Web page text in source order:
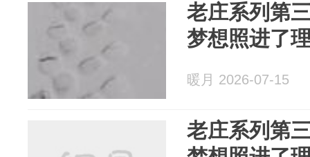
老庄系列第
梦想照进了
暖月 2026-07-15
老庄系列第三部 完结篇